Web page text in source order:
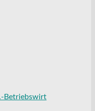
Betriebswirt